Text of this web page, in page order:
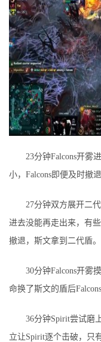
23分钟Falcons开雾进
小，Falcons即便及时撤
27分钟双方展开二代
进去没能再走出来，有
撤退，斯文拿到二代盾。
30分钟Falcons开雾摸
命换了斯文的盾后
36分钟Spirit尝试磨上
立让Spirit逐个击破，只